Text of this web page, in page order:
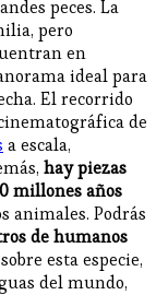
peces. La
pero
en
ideal para
El recorrido
de
a escala,
hay piezas
millones años
animales. Podrás
de humanos
esta especie,
del mundo,